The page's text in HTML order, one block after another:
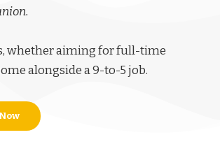
, whether aiming for full-time
alongside a 9-to-5 job.